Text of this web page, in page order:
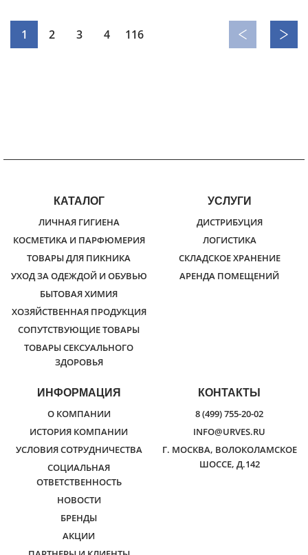
1 2 3 4 116
КАТАЛОГ
ЛИЧНАЯ ГИГИЕНА
КОСМЕТИКА И ПАРФЮМЕРИЯ
ТОВАРЫ ДЛЯ ПИКНИКА
УХОД ЗА ОДЕЖДОЙ И ОБУВЬЮ
БЫТОВАЯ ХИМИЯ
ХОЗЯЙСТВЕННАЯ ПРОДУКЦИЯ
СОПУТСТВУЮЩИЕ ТОВАРЫ
ТОВАРЫ СЕКСУАЛЬНОГО
ЗДОРОВЬЯ
УСЛУГИ
ДИСТРИБУЦИЯ
ЛОГИСТИКА
СКЛАДСКОЕ ХРАНЕНИЕ
АРЕНДА ПОМЕЩЕНИЙ
ИНФОРМАЦИЯ
О КОМПАНИИ
ИСТОРИЯ КОМПАНИИ
УСЛОВИЯ СОТРУДНИЧЕСТВА
СОЦИАЛЬНАЯ
ОТВЕТСТВЕННОСТЬ
НОВОСТИ
БРЕНДЫ
АКЦИИ
КОНТАКТЫ
8 (499) 755-20-02
INFO@URVES.RU
Г. МОСКВА, ВОЛОКОЛАМСКОЕ
ШОССЕ, Д.142